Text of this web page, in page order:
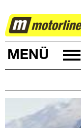
AUTOWELT
MENÜ